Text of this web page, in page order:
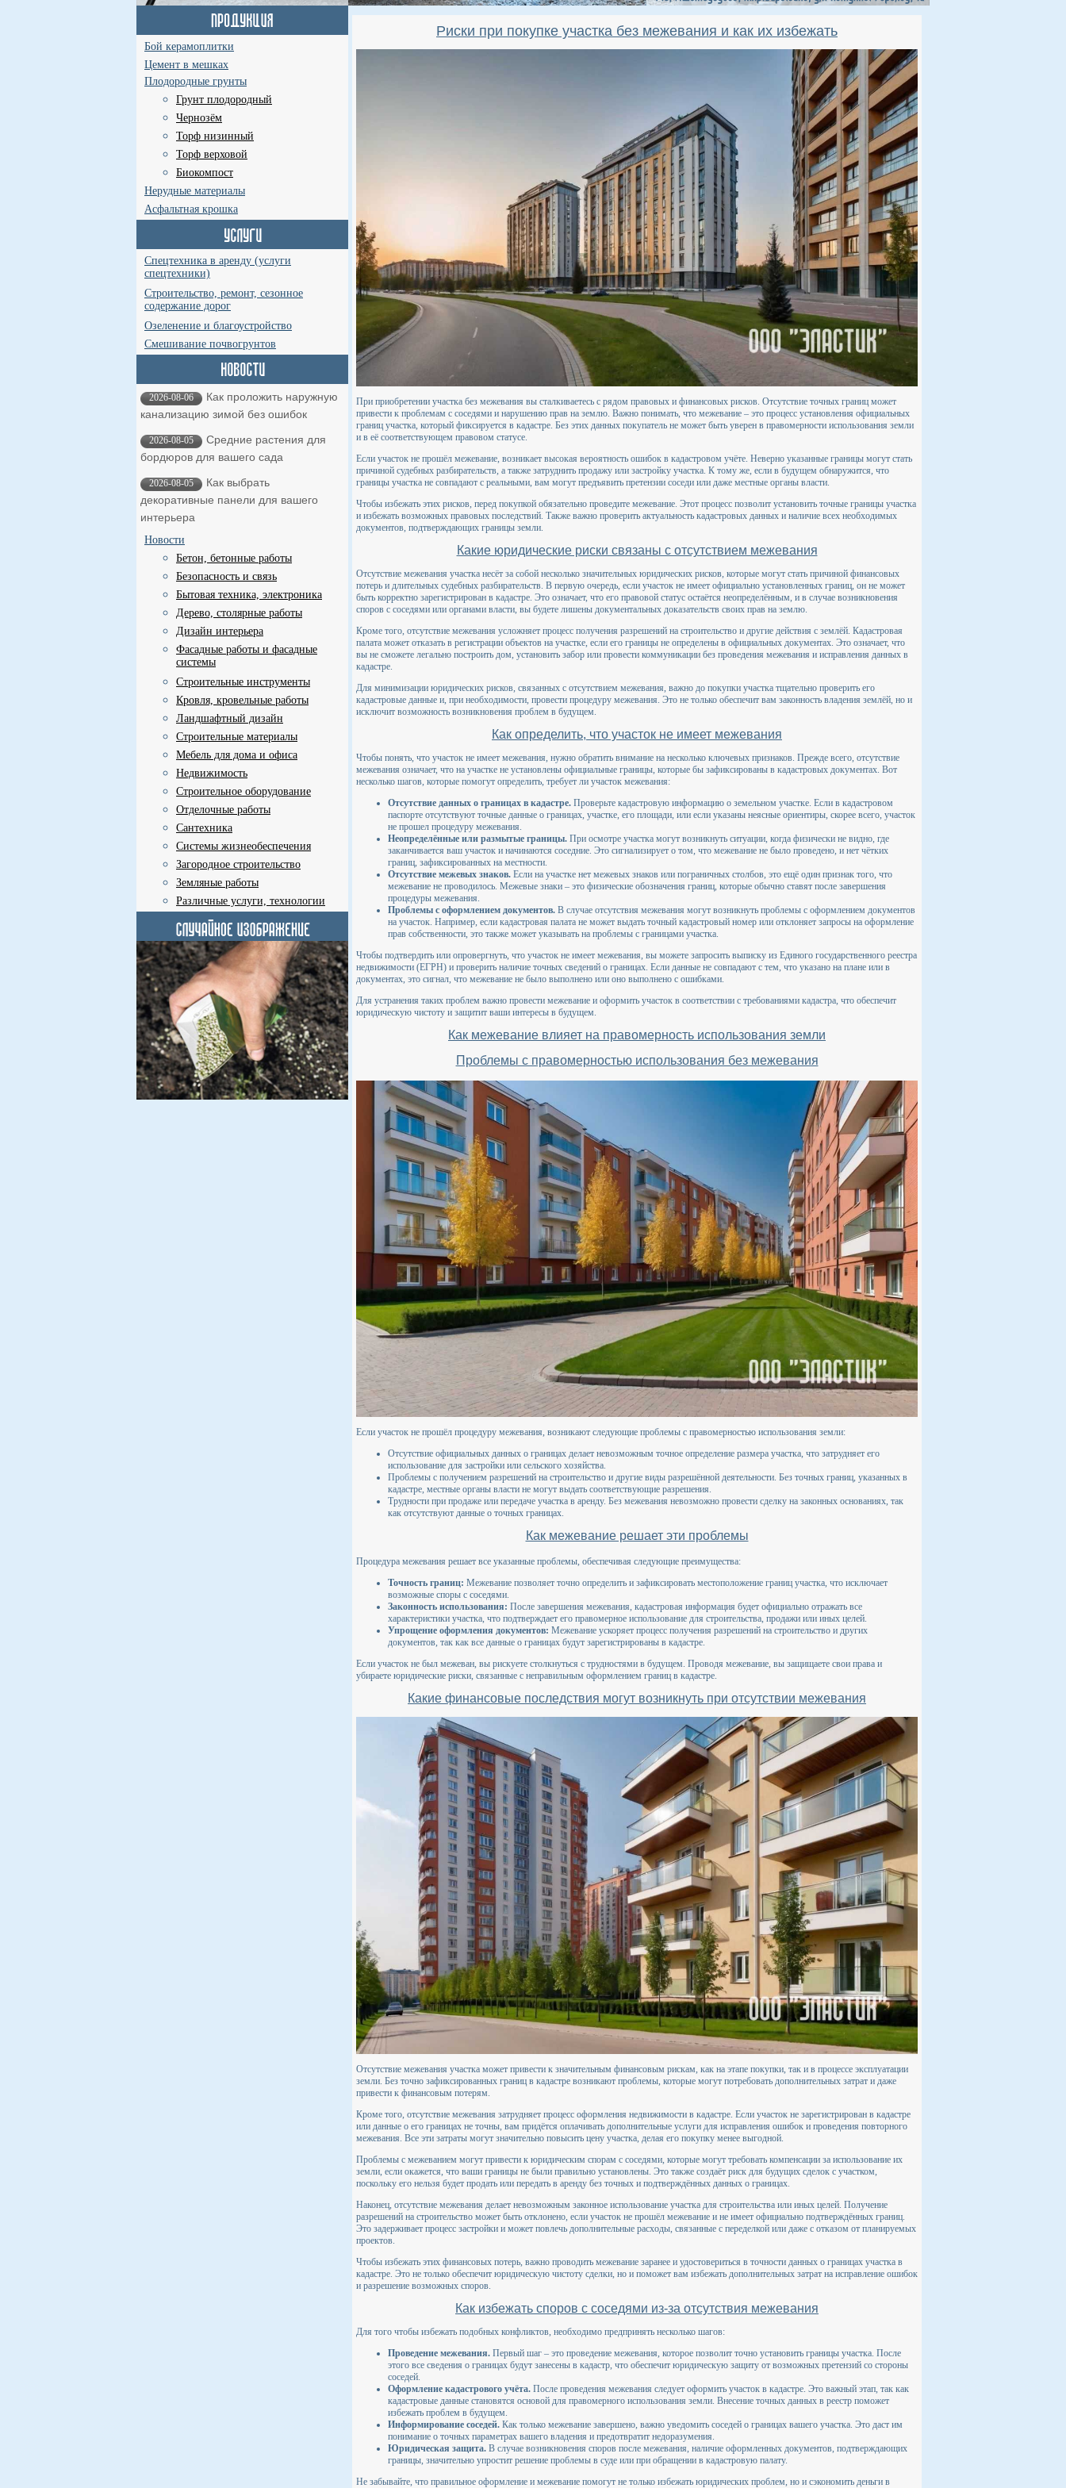
Бой керамоплитки
Цемент в мешках
Плодородные грунты
Грунт плодородный
Чернозём
Торф низинный
Торф верховой
Биокомпост
Нерудные материалы
Асфальтная крошка
Спецтехника в аренду (услуги
спецтехники)
Строительство, ремонт, сезонное
содержание дорог
Озеленение и благоустройство
Смешивание почвогрунтов
2026-08-06
Как проложить наружную
канализацию зимой без ошибок
2026-08-05
Средние растения для
бордюров для вашего сада
2026-08-05
Как выбрать
декоративные панели для вашего
интерьера
Новости
Бетон, бетонные работы
Безопасность и связь
Бытовая техника, электроника
Дерево, столярные работы
Дизайн интерьера
Фасадные работы и фасадные
системы
Строительные инструменты
Кровля, кровельные работы
Ландшафтный дизайн
Строительные материалы
Мебель для дома и офиса
Недвижимость
Строительное оборудование
Отделочные работы
Сантехника
Системы жизнеобеспечения
Загородное строительство
Земляные работы
Различные услуги, технологии
Риски при покупке участка без межевания и как их избежать
При приобретении участка без межевания вы сталкиваетесь с рядом правовых и финансовых рисков. Отсутствие точных границ может
привести к проблемам с соседями и нарушению прав на землю. Важно понимать, что межевание – это процесс установления официальных
границ участка, который фиксируется в кадастре. Без этих данных покупатель не может быть уверен в правомерности использования земли
и в её соответствующем правовом статусе.
Если участок не прошёл межевание, возникает высокая вероятность ошибок в кадастровом учёте. Неверно указанные границы могут стать
причиной судебных разбирательств, а также затруднить продажу или застройку участка. К тому же, если в будущем обнаружится, что
границы участка не совпадают с реальными, вам могут предъявить претензии соседи или даже местные органы власти.
Чтобы избежать этих рисков, перед покупкой обязательно проведите межевание. Этот процесс позволит установить точные границы участка
и избежать возможных правовых последствий. Также важно проверить актуальность кадастровых данных и наличие всех необходимых
документов, подтверждающих границы земли.
Какие юридические риски связаны с отсутствием межевания
Отсутствие межевания участка несёт за собой несколько значительных юридических рисков, которые могут стать причиной финансовых
потерь и длительных судебных разбирательств. В первую очередь, если участок не имеет официально установленных границ, он не может
быть корректно зарегистрирован в кадастре. Это означает, что его правовой статус остаётся неопределённым, и в случае возникновения
споров с соседями или органами власти, вы будете лишены документальных доказательств своих прав на землю.
Кроме того, отсутствие межевания усложняет процесс получения разрешений на строительство и другие действия с землёй. Кадастровая
палата может отказать в регистрации объектов на участке, если его границы не определены в официальных документах. Это означает, что
вы не сможете легально построить дом, установить забор или провести коммуникации без проведения межевания и исправления данных в
кадастре.
Для минимизации юридических рисков, связанных с отсутствием межевания, важно до покупки участка тщательно проверить его
кадастровые данные и, при необходимости, провести процедуру межевания. Это не только обеспечит вам законность владения землёй, но и
исключит возможность возникновения проблем в будущем.
Как определить, что участок не имеет межевания
Чтобы понять, что участок не имеет межевания, нужно обратить внимание на несколько ключевых признаков. Прежде всего, отсутствие
межевания означает, что на участке не установлены официальные границы, которые бы зафиксированы в кадастровых документах. Вот
несколько шагов, которые помогут определить, требует ли участок межевания:
Отсутствие данных о границах в кадастре. Проверьте кадастровую информацию о земельном участке. Если в кадастровом
паспорте отсутствуют точные данные о границах, участке, его площади, или если указаны неясные ориентиры, скорее всего, участок
не прошел процедуру межевания.
Неопределённые или размытые границы. При осмотре участка могут возникнуть ситуации, когда физически не видно, где
заканчивается ваш участок и начинаются соседние. Это сигнализирует о том, что межевание не было проведено, и нет чётких
границ, зафиксированных на местности.
Отсутствие межевых знаков. Если на участке нет межевых знаков или пограничных столбов, это ещё один признак того, что
межевание не проводилось. Межевые знаки – это физические обозначения границ, которые обычно ставят после завершения
процедуры межевания.
Проблемы с оформлением документов. В случае отсутствия межевания могут возникнуть проблемы с оформлением документов
на участок. Например, если кадастровая палата не может выдать точный кадастровый номер или отклоняет запросы на оформление
прав собственности, это также может указывать на проблемы с границами участка.
Чтобы подтвердить или опровергнуть, что участок не имеет межевания, вы можете запросить выписку из Единого государственного реестра
недвижимости (ЕГРН) и проверить наличие точных сведений о границах. Если данные не совпадают с тем, что указано на плане или в
документах, это сигнал, что межевание не было выполнено или оно выполнено с ошибками.
Для устранения таких проблем важно провести межевание и оформить участок в соответствии с требованиями кадастра, что обеспечит
юридическую чистоту и защитит ваши интересы в будущем.
Как межевание влияет на правомерность использования земли
Проблемы с правомерностью использования без межевания
Если участок не прошёл процедуру межевания, возникают следующие проблемы с правомерностью использования земли:
Отсутствие официальных данных о границах делает невозможным точное определение размера участка, что затрудняет его
использование для застройки или сельского хозяйства.
Проблемы с получением разрешений на строительство и другие виды разрешённой деятельности. Без точных границ, указанных в
кадастре, местные органы власти не могут выдать соответствующие разрешения.
Трудности при продаже или передаче участка в аренду. Без межевания невозможно провести сделку на законных основаниях, так
как отсутствуют данные о точных границах.
Как межевание решает эти проблемы
Процедура межевания решает все указанные проблемы, обеспечивая следующие преимущества:
Точность границ: Межевание позволяет точно определить и зафиксировать местоположение границ участка, что исключает
возможные споры с соседями.
Законность использования: После завершения межевания, кадастровая информация будет официально отражать все
характеристики участка, что подтверждает его правомерное использование для строительства, продажи или иных целей.
Упрощение оформления документов: Межевание ускоряет процесс получения разрешений на строительство и других
документов, так как все данные о границах будут зарегистрированы в кадастре.
Если участок не был межеван, вы рискуете столкнуться с трудностями в будущем. Проводя межевание, вы защищаете свои права и
убираете юридические риски, связанные с неправильным оформлением границ в кадастре.
Какие финансовые последствия могут возникнуть при отсутствии межевания
Отсутствие межевания участка может привести к значительным финансовым рискам, как на этапе покупки, так и в процессе эксплуатации
земли. Без точно зафиксированных границ в кадастре возникают проблемы, которые могут потребовать дополнительных затрат и даже
привести к финансовым потерям.
Кроме того, отсутствие межевания затрудняет процесс оформления недвижимости в кадастре. Если участок не зарегистрирован в кадастре
или данные о его границах не точны, вам придётся оплачивать дополнительные услуги для исправления ошибок и проведения повторного
межевания. Все эти затраты могут значительно повысить цену участка, делая его покупку менее выгодной.
Проблемы с межеванием могут привести к юридическим спорам с соседями, которые могут требовать компенсации за использование их
земли, если окажется, что ваши границы не были правильно установлены. Это также создаёт риск для будущих сделок с участком,
поскольку его нельзя будет продать или передать в аренду без точных и подтверждённых данных о границах.
Наконец, отсутствие межевания делает невозможным законное использование участка для строительства или иных целей. Получение
разрешений на строительство может быть отклонено, если участок не прошёл межевание и не имеет официально подтверждённых границ.
Это задерживает процесс застройки и может повлечь дополнительные расходы, связанные с переделкой или даже с отказом от планируемых
проектов.
Чтобы избежать этих финансовых потерь, важно проводить межевание заранее и удостовериться в точности данных о границах участка в
кадастре. Это не только обеспечит юридическую чистоту сделки, но и поможет вам избежать дополнительных затрат на исправление ошибок
и разрешение возможных споров.
Как избежать споров с соседями из-за отсутствия межевания
Для того чтобы избежать подобных конфликтов, необходимо предпринять несколько шагов:
Проведение межевания. Первый шаг – это проведение межевания, которое позволит точно установить границы участка. После
этого все сведения о границах будут занесены в кадастр, что обеспечит юридическую защиту от возможных претензий со стороны
соседей.
Оформление кадастрового учёта. После проведения межевания следует оформить участок в кадастре. Это важный этап, так как
кадастровые данные становятся основой для правомерного использования земли. Внесение точных данных в реестр поможет
избежать проблем в будущем.
Информирование соседей. Как только межевание завершено, важно уведомить соседей о границах вашего участка. Это даст им
понимание о точных параметрах вашего владения и предотвратит недоразумения.
Юридическая защита. В случае возникновения споров после межевания, наличие оформленных документов, подтверждающих
границы, значительно упростит решение проблемы в суде или при обращении в кадастровую палату.
Не забывайте, что правильное оформление и межевание помогут не только избежать юридических проблем, но и сэкономить деньги в